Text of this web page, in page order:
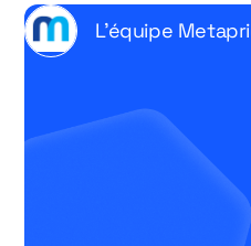
L'équipe